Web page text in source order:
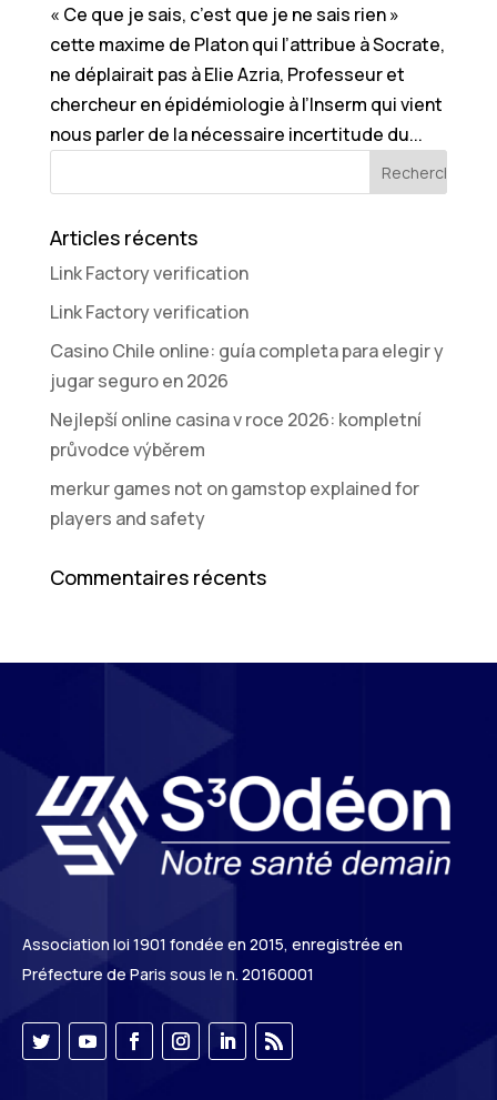
« Ce que je sais, c’est que je ne sais rien »
cette maxime de Platon qui l’attribue à Socrate,
ne déplairait pas à Elie Azria, Professeur et
chercheur en épidémiologie à l’Inserm qui vient
nous parler de la nécessaire incertitude du...
Articles récents
Link Factory verification
Link Factory verification
Casino Chile online: guía completa para elegir y
jugar seguro en 2026
Nejlepší online casina v roce 2026: kompletní
průvodce výběrem
merkur games not on gamstop explained for
players and safety
Commentaires récents
Association loi 1901 fondée en 2015, enregistrée en
Préfecture de Paris sous le n. 20160001